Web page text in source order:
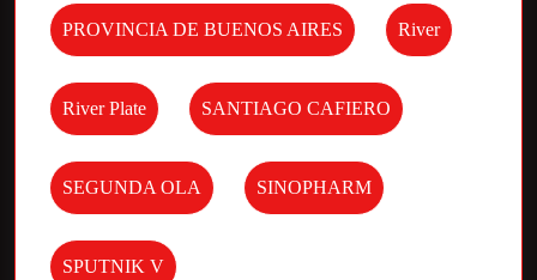
PROVINCIA DE BUENOS AIRES River
River Plate SANTIAGO CAFIERO
SEGUNDA OLA SINOPHARM
SPUTNIK V